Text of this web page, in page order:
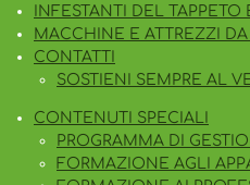
INFESTANTI DEL TAPPETO
MACCHINE E ATTREZZI
CONTATTI
SOSTIENI SEMPRE AL
CONTENUTI SPECIALI
PROGRAMMA DI
FORMAZIONE AGLI